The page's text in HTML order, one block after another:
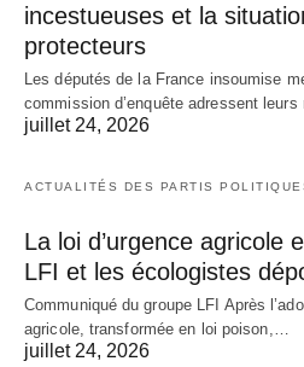
incestueuses et la
protecteurs
Les députés de la France insoumise
commission d’enquête adressent
juillet 24, 2026
ACTUALITÉS DES PARTIS
La loi d’urgence agricole
LFI et les écologistes
Communiqué du groupe LFI Après
agricole, transformée en loi poison,…
juillet 24, 2026